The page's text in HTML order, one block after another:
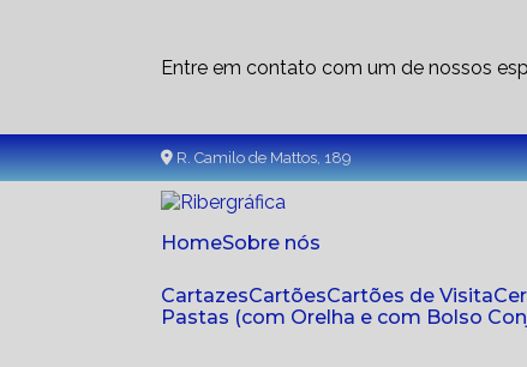
Entre em contato com um de nossos
R. Camilo de Mattos, 189
Home Sobre nós
Cartazes
Cartões Cartões de Visita
Pastas (com Orelha e com Bolso